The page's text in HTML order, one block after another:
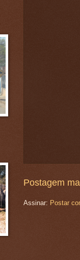
Postagem
Assinar: Postar